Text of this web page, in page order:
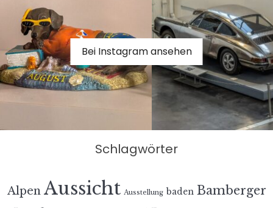
Bei Instagram ansehen
Schlagwörter
Alpen Aussicht Ausstellung baden Bamberger